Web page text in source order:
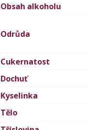
Obsah alkoholu
Odrůda
Cukernatost
Dochuť
Kyselinka
Tělo